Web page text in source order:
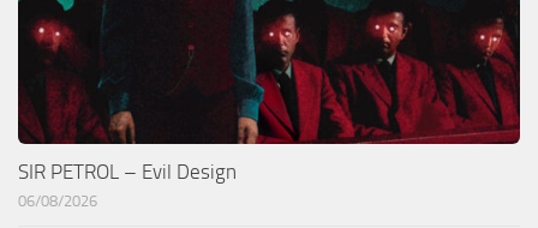
SIR PETROL – Evil Design
06/08/2026